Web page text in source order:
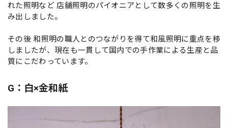
れた照明など 店舗照明のパイオニアとして数多くの照明を生
み出しました。
その後 和照明の職人とのつながりを得て和風照明に重点を移
しましたが、現在も一貫して国内での手作業による生産と品
質にこだわっています。
G：白×金和紙